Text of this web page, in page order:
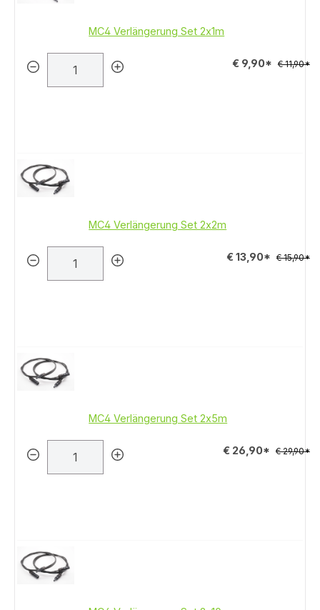
MC4 Verlängerung Set 2x1m
€ 9,90* € 11,90*
MC4 Verlängerung Set 2x2m
€ 13,90* € 15,90*
MC4 Verlängerung Set 2x5m
€ 26,90* € 29,90*